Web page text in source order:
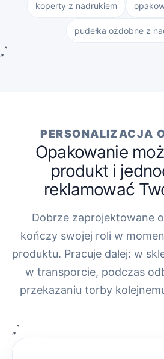
koperty z nadrukiem
pudełka ozdobne z
„`
PERSONALIZACJA
Opakowanie
produkt i
reklamować
Dobrze zaprojektowane
kończy swojej roli w
produktu. Pracuje dalej: w
w transporcie, podczas
przekazaniu torby
„`